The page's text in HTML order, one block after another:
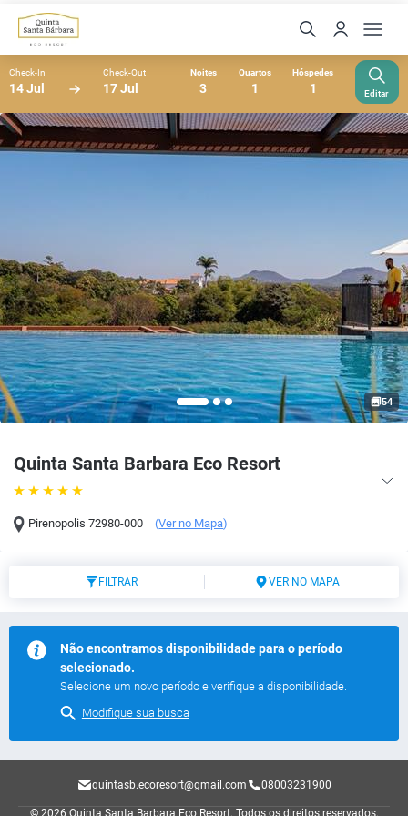
Check-In
14 Jul
Check-Out
17 Jul
Noites
3
Quartos
1
Hóspedes
1 Editar
Quinta Santa Barbara Eco Resort
Pirenopolis 72980-000 (Ver no Mapa)
54
FILTRAR VER NO MAPA
Não encontramos disponibilidade para o período
selecionado.
Selecione um novo período e verifique a disponibilidade.
Modifique sua busca
quintasb.ecoresort@gmail.com 08003231900
© 2026 Quinta Santa Barbara Eco Resort. Todos os direitos reservados.